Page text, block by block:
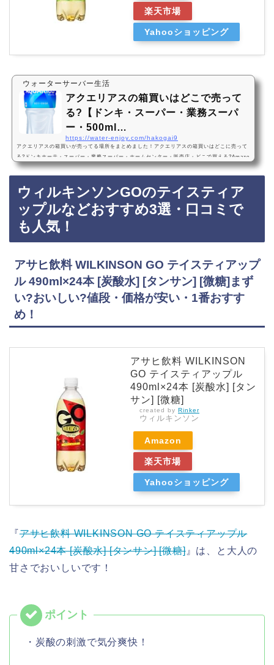
楽天市場
Yahooショッピング
ウォーターサーバー生活
アクエリアスの箱買いはどこで売って
る?【ドンキ・スーパー・業務スーパ
ー・500ml…
https://water-enjoy.com/hakogai9
アクエリアスの箱買いが売ってる場所をまとめました！アクエリアスの箱買いはどこに売って
る?ドンキホーテ・スーパー・業務スーパー・ホームセンター・販売店・どこで買える?Amazo
n・楽天・売ってない? 500ml・24本・2l・6本アクエリアスの箱買いは、ドンキホーテ、スー
で、Amazonや楽天でもアクエリアスの箱買いがお得に買えておすすめです！アクエリアスの
箱買いのおすすめ3選・口コミでも人気！コカ・コーラ アクエリアス エアーボトル 500ml…
ウィルキンソンGOのテイスティア
ップルなどおすすめ3選・口コミで
も人気！
アサヒ飲料 WILKINSON GO テイスティアップ
ル 490ml×24本 [炭酸水] [タンサン] [微糖]まず
い?おいしい?値段・価格が安い・1番おすす
め！
アサヒ飲料 WILKINSON
GO テイスティアップル
490ml×24本 [炭酸水] [タン
サン] [微糖]
created by Rinker
ウィルキンソン
Amazon
楽天市場
Yahooショッピング
『アサヒ飲料 WILKINSON GO テイスティアップル
490ml×24本 [炭酸水] [タンサン] [微糖]』は、と大人の
甘さでおいしいです！
・炭酸の刺激で気分爽快！